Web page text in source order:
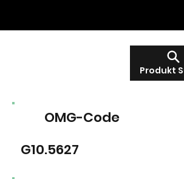
Produkt
OMG-Code
G10.5627